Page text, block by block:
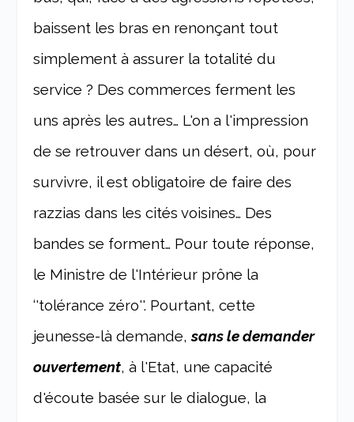
baissent les bras en renonçant tout
simplement à assurer la totalité du
service ? Des commerces ferment les
uns après les autres… L'on a l'impression
de se retrouver dans un désert, où, pour
survivre, il est obligatoire de faire des
razzias dans les cités voisines… Des
bandes se forment… Pour toute réponse,
le Ministre de l'Intérieur prône la
‘'tolérance zéro''. Pourtant, cette
jeunesse-là demande,sans le demander
ouvertement, à l'Etat, une capacité
d'écoute basée sur le dialogue, la